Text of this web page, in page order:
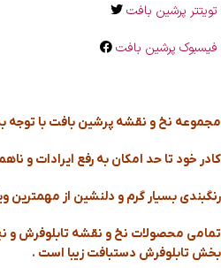
تویتتر پرشین بافت
فیسبوک پرشین بافت
مجموعه نخ و نقشه پرشین بافت با توجه
کادر خود تا حد امکان به رفع ایرادات
رنگبندی بسیار گرم و دلنشین از
تمامی محصولات نخ و نقشه تابلوفرش و نخ
بخش تابلوفرش دستبافت زیبا است .